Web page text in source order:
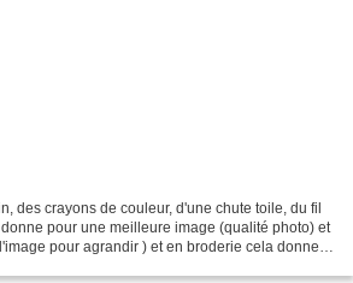
des crayons de couleur, d'une chute toile, du fil
pour une meilleure image (qualité photo) et
pour agrandir ) et en broderie cela donne